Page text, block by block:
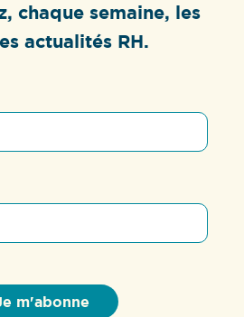
chaque semaine, les
actualités RH.